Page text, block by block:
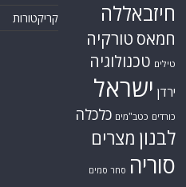
חיזבאללה
חמאס טורקיה
טילים טכנולוגיה
ירדן ישראל
כורדים כטב"מים כלכלה
לבנון מצרים
סוריה סחר סמים
קריקטורות